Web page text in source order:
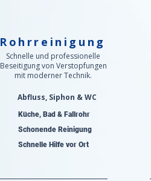
Rohrreinigung
Schnelle und professionelle
Beseitigung von Verstopfungen
mit moderner Technik.
Abfluss, Siphon & WC
Küche, Bad & Fallrohr
Schonende Reinigung
Schnelle Hilfe vor Ort